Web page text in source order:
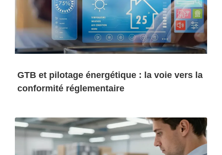
GTB et pilotage énergétique : la voie vers la
conformité réglementaire